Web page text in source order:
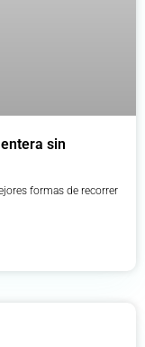
sin
formas de recorrer